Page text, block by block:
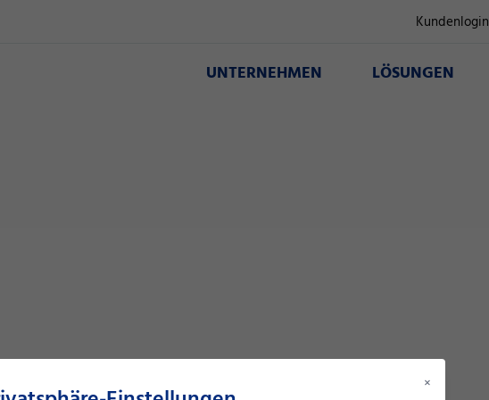
×
Kundenlogin
UNTERNEHMEN LÖSUNGEN